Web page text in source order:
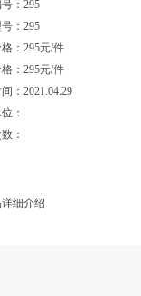
：295
：295
：295元/件
：295元/件
：2021.04.29
：
：
细介绍